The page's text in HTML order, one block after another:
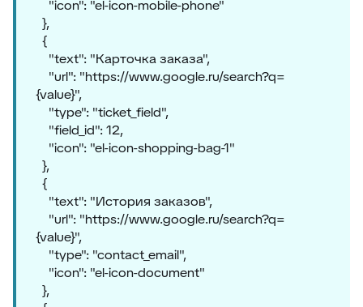
"icon": "el-icon-mobile-phone"
},
{
"text": "Карточка заказа",
"url": "https://www.google.ru/search?q=
{value}",
"type": "ticket_field",
"field_id": 12,
"icon": "el-icon-shopping-bag-1"
},
{
"text": "История заказов",
"url": "https://www.google.ru/search?q=
{value}",
"type": "contact_email",
"icon": "el-icon-document"
},